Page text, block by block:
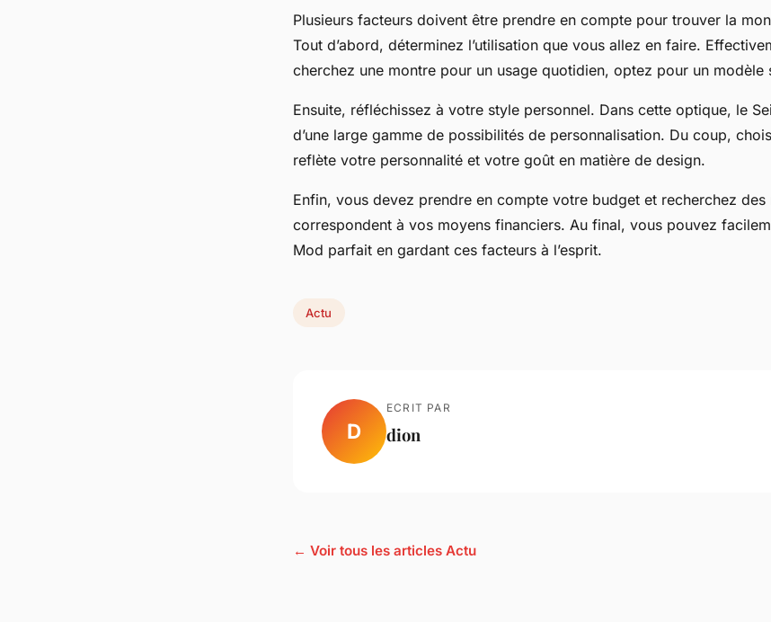
Plusieurs facteurs doivent être prendre en compte pour trouver la
Tout d’abord, déterminez l’utilisation que vous allez en faire.
cherchez une montre pour un usage quotidien, optez pour un modèle
Ensuite, réfléchissez à votre style personnel. Dans cette optique, le
d’une large gamme de possibilités de personnalisation. Du coup,
reflète votre personnalité et votre goût en matière de design.
Enfin, vous devez prendre en compte votre budget et recherchez des
correspondent à vos moyens financiers. Au final, vous pouvez
Mod parfait en gardant ces facteurs à l’esprit.
Actu
D
ECRIT PAR
dion
← Voir tous les articles Actu